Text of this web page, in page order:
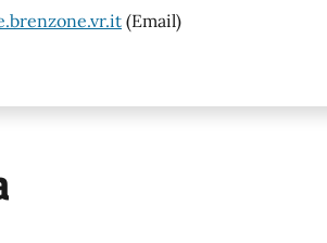
(Email)